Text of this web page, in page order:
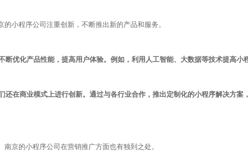
小程序公司注重创新，不断推出新的产品和服务。
断优化产品性能，提高用户体验。例如，利用人工智能、大数据等技术提高小
还在商业模式上进行创新。通过与各行业合作，推出定制化的小程序解决方案
京的小程序公司在营销推广方面也有独到之处。